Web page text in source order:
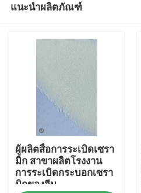
บ้าน
แนะนำผลิตภัณฑ์
ผู้ผลิตสื่อการระเบิดเซรา
มิก สาขาผลิตโรงงาน
การระเบิดกระบอกเซรา
มิกของจีน